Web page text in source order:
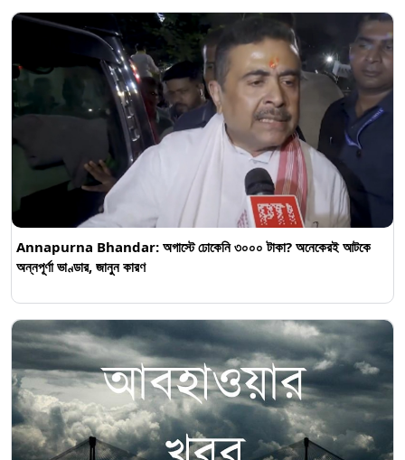
Annapurna Bhandar: অগাস্টে ঢোকেনি ৩০০০ টাকা? অনেকেরই আটকে
অন্নপূর্ণা ভাণ্ডার, জানুন কারণ